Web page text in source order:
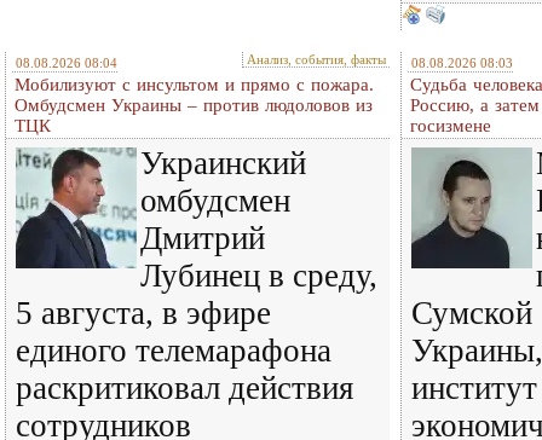
08.08.2026 08:04 Анализ, события, факты
Мобилизуют с инсультом и прямо с пожара.
Омбудсмен Украины – против людоловов из
ТЦК
Украинский
омбудсмен
Дмитрий
Лубинец в среду,
5 августа, в эфире
единого телемарафона
раскритиковал действия
сотрудников
08.08.2026 08:03
Судьба
Россию, а
госизмене
Сумской